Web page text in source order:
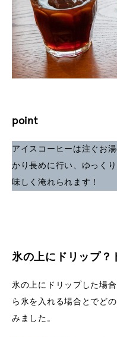
point
アイスコーヒーは注ぐお
かり長めに行い、ゆっく
味しく淹れられます！
氷の上にドリップ？
氷の上にドリップした場
ら氷を入れる場合とでど
みました。